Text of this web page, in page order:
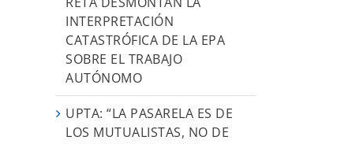
INTERPRETACIÓN
CATASTRÓFICA DE LA EPA
SOBRE EL TRABAJO
AUTÓNOMO
UPTA: “LA PASARELA ES DE
LOS MUTUALISTAS, NO DE